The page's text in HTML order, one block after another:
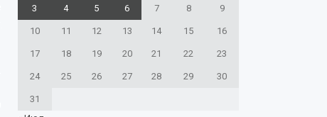
3 4 5 6 7 8 9
10 11 12 13 14 15 16
17 18 19 20 21 22 23
24 25 26 27 28 29 30
31